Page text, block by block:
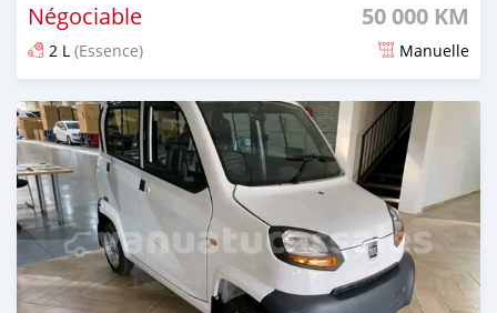
Négociable 50 000 KM
2 L (Essence) Manuelle
Publié il y a environ 2 mois